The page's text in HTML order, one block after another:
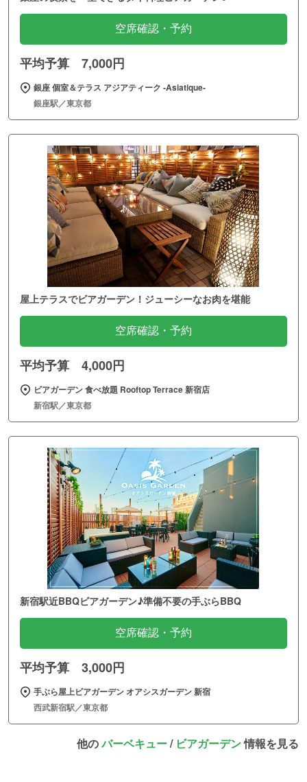
空席確認・予約
平均予算 7,000円
銀座 個室＆テラス アジアティーク ‐Asiatique‐
銀座駅／東京都
屋上テラスでビアガーデン！ジューシーなお肉を堪能
空席確認・予約
平均予算 4,000円
ビアガーデン 食べ放題 Rooftop Terrace 新宿店
新宿駅／東京都
新宿駅近BBQビアガーデン♪準備不要の手ぶらBBQ
空席確認・予約
平均予算 3,000円
手ぶら屋上ビアガーデン オアシスガーデン 新宿
西武新宿駅／東京都
他のバーベキュー/ ビアガーデン情報を見る